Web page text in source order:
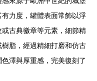
力度，罐體表面常飾以浮
古典徽章等元素，細節精
脂，經過精細打磨和仿古
澤與厚重感，完美復刻了